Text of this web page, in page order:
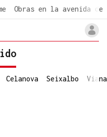
Obras en la avenida de
Celanova Seixalbo Viana